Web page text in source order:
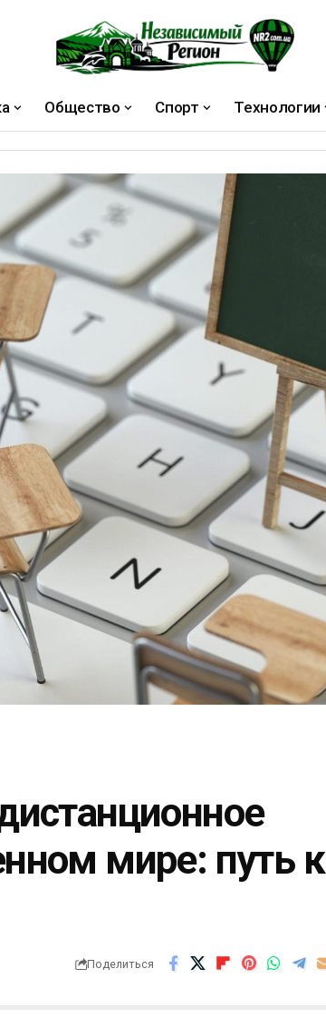
Общество Спорт Технологии
мире: путь к
Поделиться